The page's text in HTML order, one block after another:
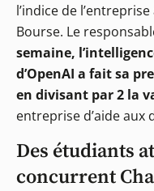
l’indice de
Bourse. Le
semaine,
d’OpenAI a fait sa
en divisant par 2 la
entreprise d’aide aux
Des étudiants
concurrent